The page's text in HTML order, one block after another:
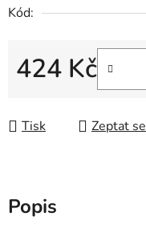
Kód:
424 Kč
Tisk Zeptat se
Popis